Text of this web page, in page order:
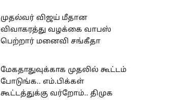
முதல்வர் விஜய் மீதான
விவாகரத்து வழக்கை வாபஸ்
பெற்றார் மனைவி சங்கீதா
மேகதாதுவுக்காக முதலில் கூட்டம்
போடுங்க.. எம்.பிக்கள்
கூட்டத்துக்கு வர்றோம்.. திமுக